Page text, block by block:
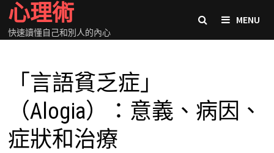
Skip
content
心理術
快速讀懂自己和別人的內心
MENU
「言語貧乏症」
（Alogia）：意義、病因、
症狀和治療